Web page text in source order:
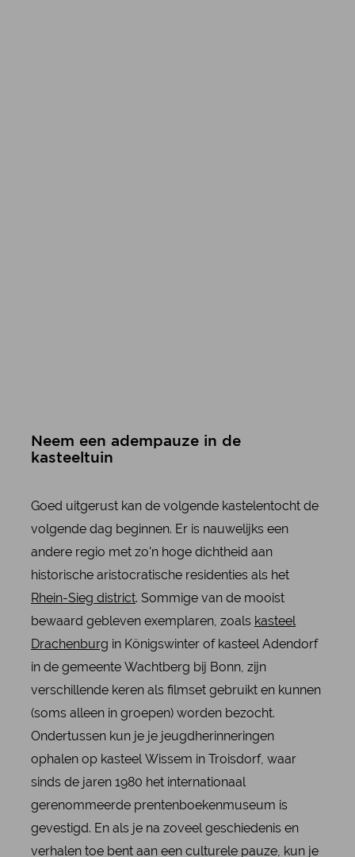
Neem een adempauze in de
kasteeltuin
Goed uitgerust kan de volgende kastelentocht de
volgende dag beginnen. Er is nauwelijks een
andere regio met zo'n hoge dichtheid aan
historische aristocratische residenties als het
Rhein-Sieg district. Sommige van de mooist
bewaard gebleven exemplaren, zoals kasteel
Drachenburg in Königswinter of kasteel Adendorf
in de gemeente Wachtberg bij Bonn, zijn
verschillende keren als filmset gebruikt en kunnen
(soms alleen in groepen) worden bezocht.
Ondertussen kun je je jeugdherinneringen
ophalen op kasteel Wissem in Troisdorf, waar
sinds de jaren 1980 het internationaal
gerenommeerde prentenboekenmuseum is
gevestigd. En als je na zoveel geschiedenis en
verhalen toe bent aan een culturele pauze, kun je